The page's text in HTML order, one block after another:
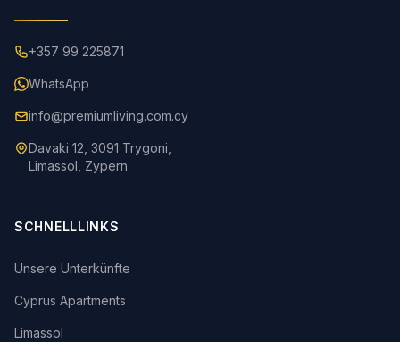
+357 99 225871
WhatsApp
info@premiumliving.com.cy
Davaki 12, 3091 Trygoni,
Limassol, Zypern
SCHNELLLINKS
Unsere Unterkünfte
Cyprus Apartments
Limassol